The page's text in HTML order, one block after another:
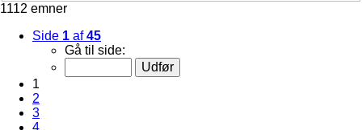
1112 emner
Side 1 af45
Gå til side:
1
2
3
4